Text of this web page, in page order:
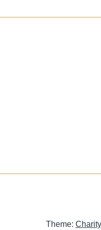
Theme: